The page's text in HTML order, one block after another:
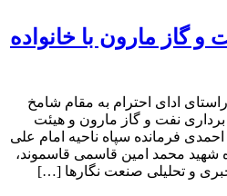
و گاز مارون با خانواده
ادای احترام به مقام شامخ
نفت و گاز مارون و هیئت
فرمانده سپاه ناحیه امام علی
با خانواده شهید محمد امین قاسمی قاسموند،
خبری و تحلیلی صنعت نگارها […]